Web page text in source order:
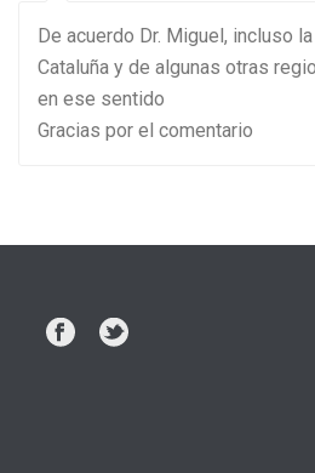
De acuerdo Dr. Miguel, incluso
Cataluña y de algunas otras
en ese sentido
Gracias por el comentario